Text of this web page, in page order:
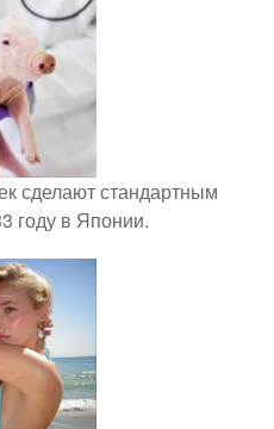
сделают стандартным
году в Японии.